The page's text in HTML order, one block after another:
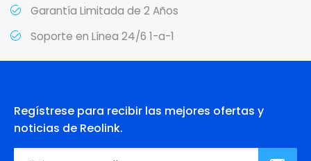
Garantía Limitada de 2 Años
Soporte en Línea 24/6 1-a-1
Regístrese para recibir las mejores ofertas y
noticias de Reolink.